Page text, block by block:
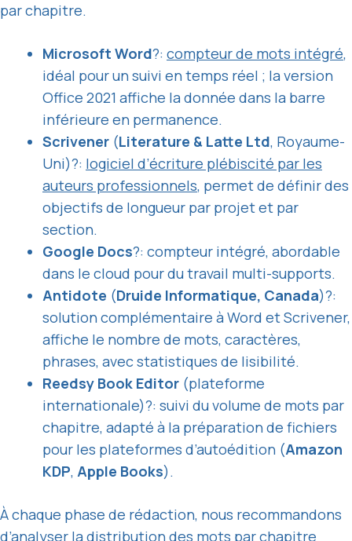
par chapitre.
Microsoft Word?: compteur de mots intégré,
idéal pour un suivi en temps réel ; la version
Office 2021 affiche la donnée dans la barre
inférieure en permanence.
Scrivener (Literature & Latte Ltd, Royaume-
Uni)?: logiciel d’écriture plébiscité par les
auteurs professionnels, permet de définir des
objectifs de longueur par projet et par
section.
Google Docs?: compteur intégré, abordable
dans le cloud pour du travail multi-supports.
Antidote (Druide Informatique, Canada)?:
solution complémentaire à Word et Scrivener,
affiche le nombre de mots, caractères,
phrases, avec statistiques de lisibilité.
Reedsy Book Editor (plateforme
internationale)?: suivi du volume de mots par
chapitre, adapté à la préparation de fichiers
pour les plateformes d’autoédition (Amazon
KDP, Apple Books).
À chaque phase de rédaction, nous recommandons
d’analyser la distribution des mots par chapitre